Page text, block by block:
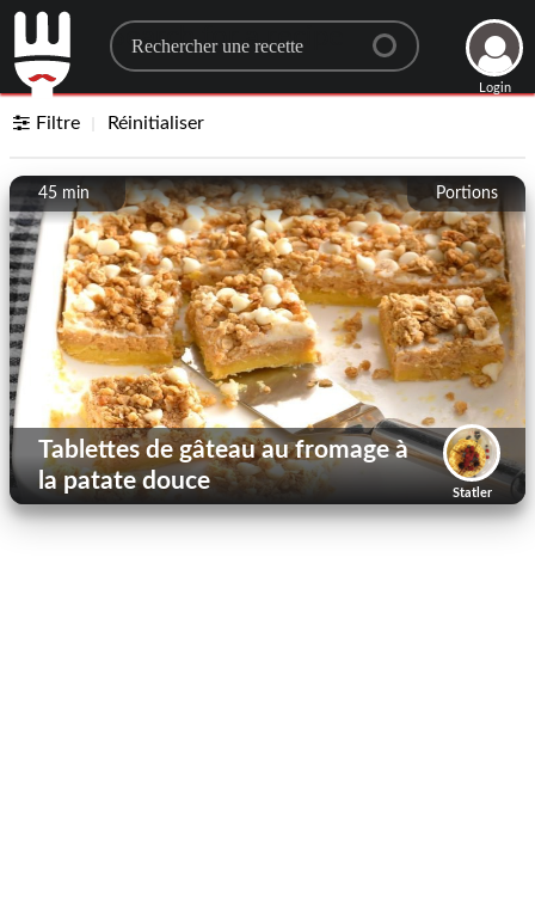
Search for a recipe
Login
Filtre Réinitialiser
Portions
45 min
Statler
Tablettes de gâteau au fromage à
la patate douce